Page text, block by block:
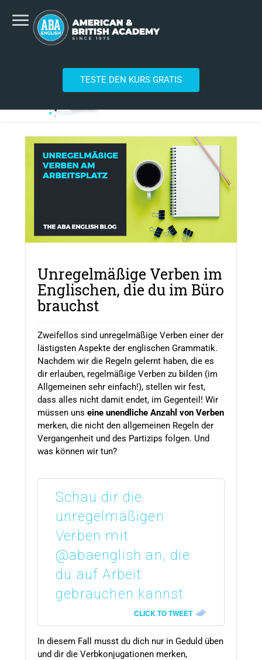
TESTE DEN KURS GRATIS
Unregelmäßige Verben im
Englischen, die du im Büro
brauchst
Zweifellos sind unregelmäßige Verben einer der
lästigsten Aspekte der englischen Grammatik.
Nachdem wir die Regeln gelernt haben, die es
dir erlauben, regelmäßige Verben zu bilden (im
Allgemeinen sehr einfach!), stellen wir fest,
dass alles nicht damit endet, im Gegenteil! Wir
müssen uns eine unendliche Anzahl von Verben
merken, die nicht den allgemeinen Regeln der
Vergangenheit und des Partizips folgen. Und
was können wir tun?
Schau dir die
unregelmäßigen
Verben mit
@abaenglish an, die
du auf Arbeit
gebrauchen kannst
CLICK TO TWEET
In diesem Fall musst du dich nur in Geduld üben
und dir die Verbkonjugationen merken,